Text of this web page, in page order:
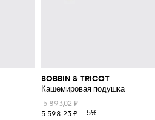
BOBBIN & TRICOT
Кашемировая подушка
5 893,02 ₽
5 598,23 ₽
-5%